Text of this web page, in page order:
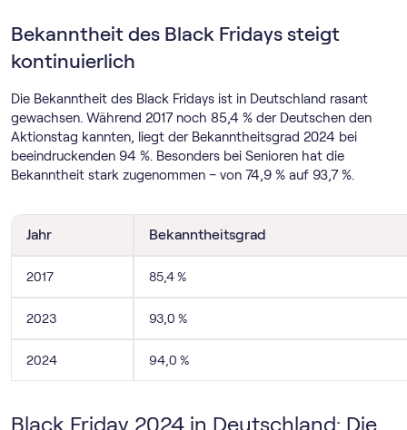
Bekanntheit des Black Fridays steigt
kontinuierlich
Die Bekanntheit des Black Fridays ist in Deutschland rasant
gewachsen. Während 2017 noch 85,4 % der Deutschen den
Aktionstag kannten, liegt der Bekanntheitsgrad 2024 bei
beeindruckenden 94 %. Besonders bei Senioren hat die
Bekanntheit stark zugenommen – von 74,9 % auf 93,7 %.
Jahr Bekanntheitsgrad
2017 85,4 %
2023 93,0 %
2024 94,0 %
Black Friday 2024 in Deutschland: Die